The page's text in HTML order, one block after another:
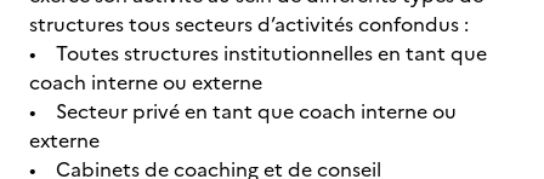
structures tous secteurs d’activités confondus :
• Toutes structures institutionnelles en tant que
coach interne ou externe
• Secteur privé en tant que coach interne ou
externe
• Cabinets de coaching et de conseil